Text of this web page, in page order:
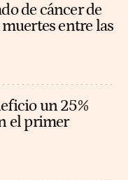
de cáncer de
entre las
un 25%
el primer